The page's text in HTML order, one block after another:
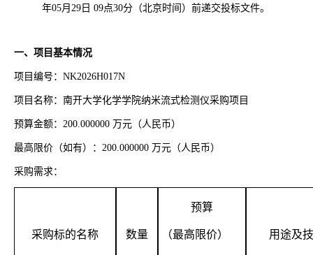
年05月29日 09点30分（北京时间）前递交投标文件。
一、项目基本情况
项目编号：NK2026H017N
项目名称：南开大学化学学院纳米流式检测仪采购项目
预算金额：200.000000 万元（人民币）
最高限价（如有）：200.000000 万元（人民币）
采购需求：
采购标的名称 数量
预算
（最高限价） 用途及